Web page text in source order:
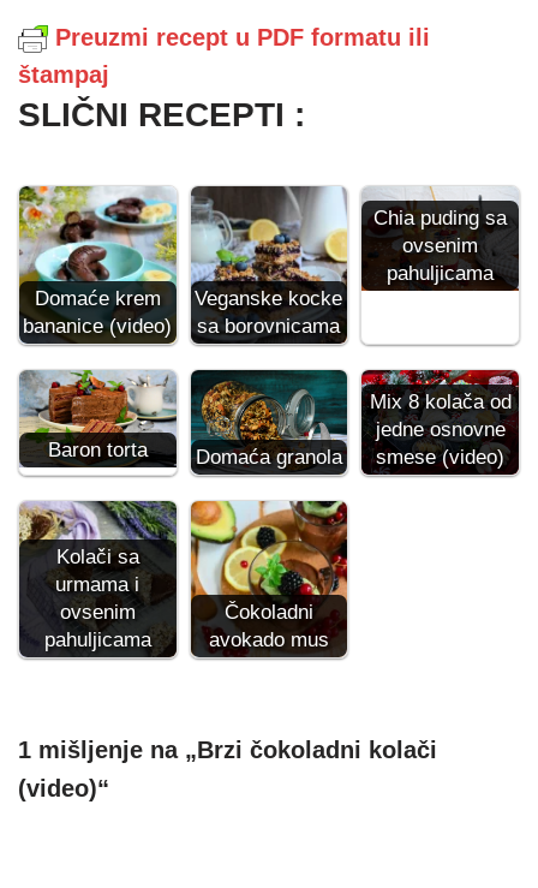
Preuzmi recept u PDF formatu ili
štampaj
SLIČNI RECEPTI :
Domaće krem
bananice (video)
Veganske kocke
sa borovnicama
Chia puding sa
ovsenim
pahuljicama
Baron torta Domaća granola
Mix 8 kolača od
jedne osnovne
smese (video)
Kolači sa
urmama i
ovsenim
pahuljicama
Čokoladni
avokado mus
1 mišljenje na „Brzi čokoladni kolači
(video)“